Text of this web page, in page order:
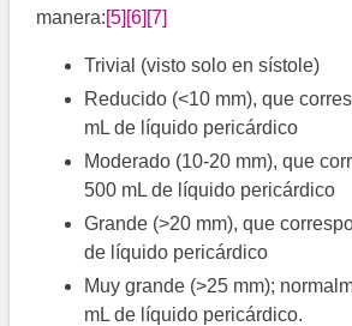
manera:[5] [6] [7]
Trivial (visto solo en sístole)
Reducido (<10 mm), que
mL de líquido pericárdico
Moderado (10-20 mm), que
500 mL de líquido pericárdico
Grande (>20 mm), que
de líquido pericárdico
Muy grande (>25 mm);
mL de líquido pericárdico.